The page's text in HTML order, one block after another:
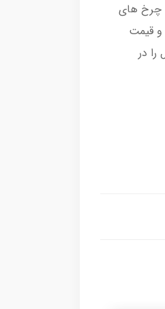
چرخ های
و قیمت
در